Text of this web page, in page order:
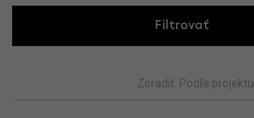
Filtrovať
Zoradiť: Podľa projektu